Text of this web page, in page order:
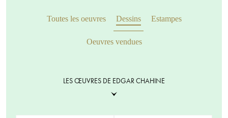
Toutes les oeuvres Dessins Estampes
Oeuvres vendues
LES ŒUVRES DE EDGAR CHAHINE